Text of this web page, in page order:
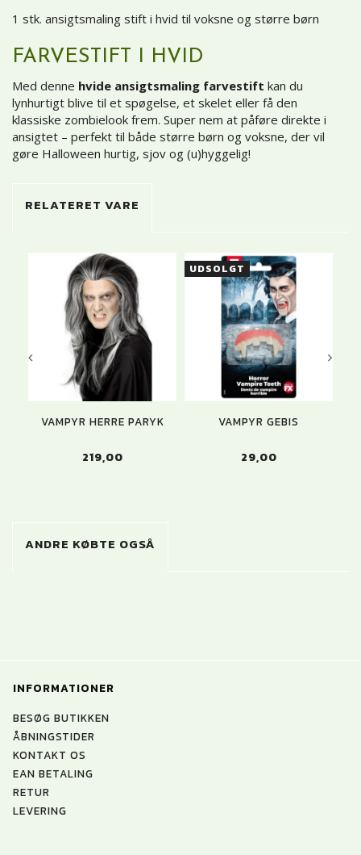
1 stk. ansigtsmaling stift i hvid til voksne og større børn
FARVESTIFT I HVID
Med denne hvide ansigtsmaling farvestift kan du
lynhurtigt blive til et spøgelse, et skelet eller få den
klassiske zombielook frem. Super nem at påføre direkte i
ansigtet – perfekt til både større børn og voksne, der vil
gøre Halloween hurtig, sjov og (u)hyggelig!
RELATERET VARE
VAMPYR HERRE PARYK
219,00
UDSOLGT
VAMPYR GEBIS
29,00
ANDRE KØBTE OGSÅ
INFORMATIONER
BESØG BUTIKKEN
ÅBNINGSTIDER
KONTAKT OS
EAN BETALING
RETUR
LEVERING